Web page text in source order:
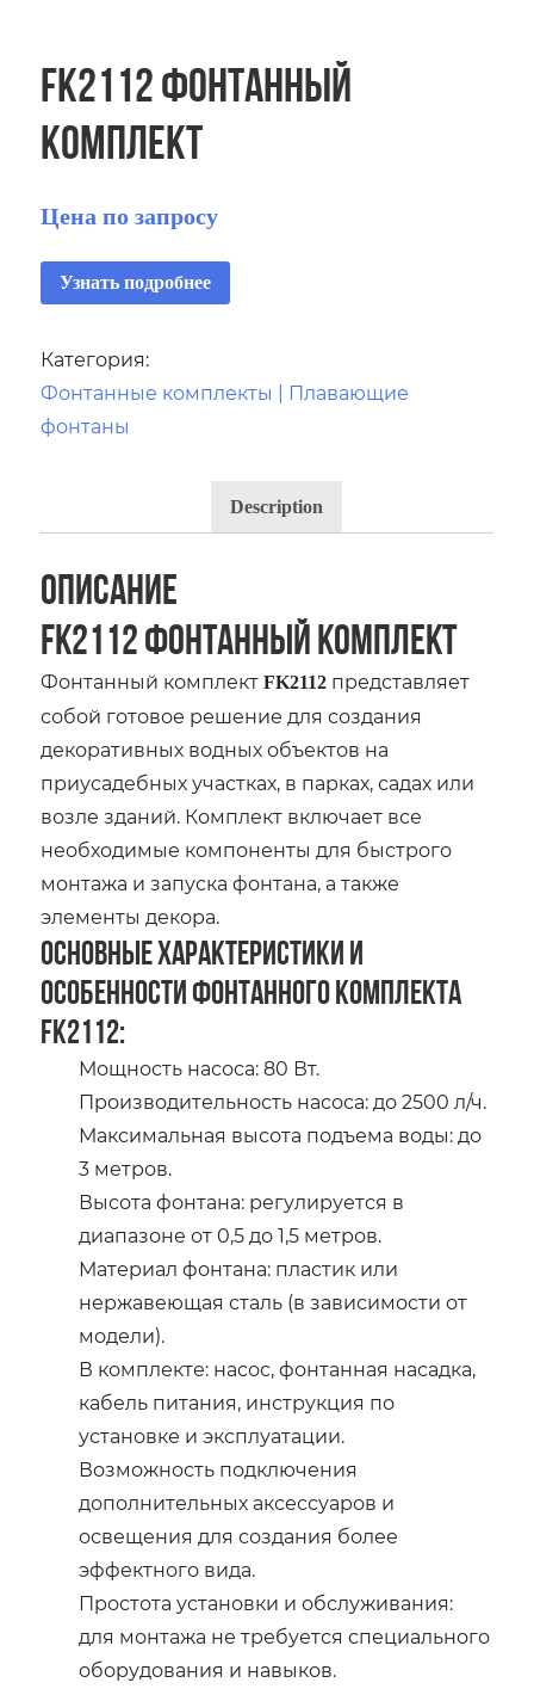
FK2112 фонтанный
комплект
Цена по запросу
Узнать подробнее
Категория:
Фонтанные комплекты | Плавающие
фонтаны
Description
Описание
FK2112 фонтанный комплект
Фонтанный комплект FK2112 представляет
собой готовое решение для создания
декоративных водных объектов на
приусадебных участках, в парках, садах или
возле зданий. Комплект включает все
необходимые компоненты для быстрого
монтажа и запуска фонтана, а также
элементы декора.
Основные характеристики и
особенности фонтанного комплекта
FK2112:
Мощность насоса: 80 Вт.
Производительность насоса: до 2500 л/ч.
Максимальная высота подъема воды: до
3 метров.
Высота фонтана: регулируется в
диапазоне от 0,5 до 1,5 метров.
Материал фонтана: пластик или
нержавеющая сталь (в зависимости от
модели).
В комплекте: насос, фонтанная насадка,
кабель питания, инструкция по
установке и эксплуатации.
Возможность подключения
дополнительных аксессуаров и
освещения для создания более
эффектного вида.
Простота установки и обслуживания:
для монтажа не требуется специального
оборудования и навыков.